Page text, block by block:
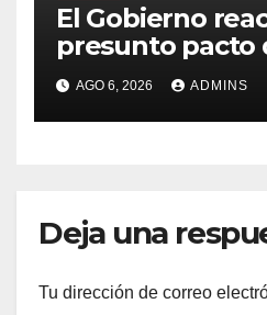
El Gobierno
presunto pacto
con Marruecos
la final del
«Tiene que ser
AGO 6, 2026 ADMINS
Deja una
Tu dirección de correo